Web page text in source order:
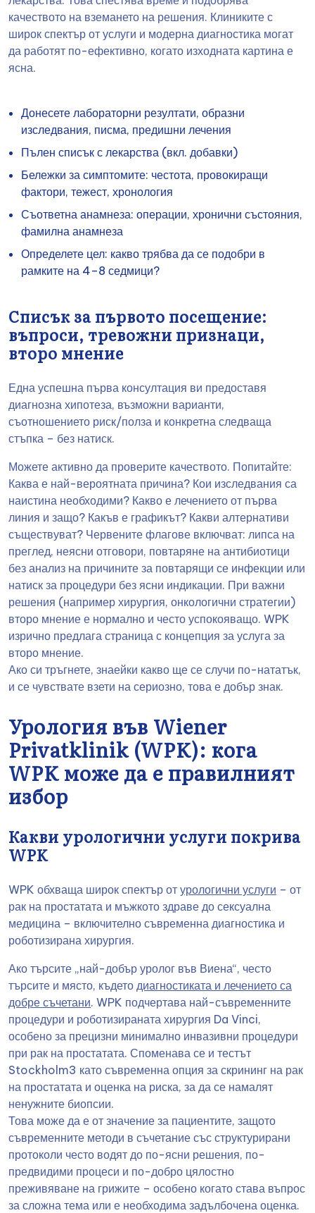
качеството на вземането на решения. Клиниките с
широк спектър от услуги и модерна диагностика могат
да работят по-ефективно, когато изходната картина е
ясна.
Донесете лабораторни резултати, образни
изследвания, писма, предишни лечения
Пълен списък с лекарства (вкл. добавки)
Бележки за симптомите: честота, провокиращи
фактори, тежест, хронология
Съответна анамнеза: операции, хронични състояния,
фамилна анамнеза
Определете цел: какво трябва да се подобри в
рамките на 4–8 седмици?
Списък за първото посещение:
въпроси, тревожни признаци,
второ мнение
Една успешна първа консултация ви предоставя
диагнозна хипотеза, възможни варианти,
съотношението риск/полза и конкретна следваща
стъпка – без натиск.
Можете активно да проверите качеството. Попитайте:
Каква е най-вероятната причина? Кои изследвания са
наистина необходими? Какво е лечението от първа
линия и защо? Какъв е графикът? Какви алтернативи
съществуват? Червените флагове включват: липса на
преглед, неясни отговори, повтаряне на антибиотици
без анализ на причините за повтарящи се инфекции или
натиск за процедури без ясни индикации. При важни
решения (например хирургия, онкологични стратегии)
второ мнение е нормално и често успокояващо. WPK
изрично предлага страница с концепция за услуга за
второ мнение.
Ако си тръгнете, знаейки какво ще се случи по-нататък,
и се чувствате взети на сериозно, това е добър знак.
Урология във Wiener
Privatklinik (WPK): кога
WPK може да е правилният
избор
Какви урологични услуги покрива
WPK
WPK обхваща широк спектър от урологични услуги – от
рак на простатата и мъжкото здраве до сексуална
медицина – включително съвременна диагностика и
роботизирана хирургия.
Ако търсите „най-добър уролог във Виена“, често
търсите и място, където диагностиката и лечението са
добре съчетани. WPK подчертава най-съвременните
процедури и роботизираната хирургия Da Vinci,
особено за прецизни минимално инвазивни процедури
при рак на простатата. Споменава се и тестът
Stockholm3 като съвременна опция за скрининг на рак
на простатата и оценка на риска, за да се намалят
ненужните биопсии.
Това може да е от значение за пациентите, защото
съвременните методи в съчетание със структурирани
протоколи често водят до по-ясни решения, по-
предвидими процеси и по-добро цялостно
преживяване на грижите – особено когато става въпрос
за сложна тема или е необходима задълбочена оценка.